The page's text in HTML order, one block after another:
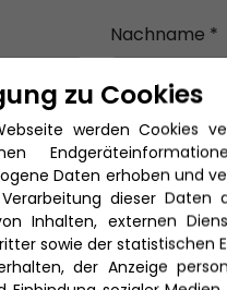
Nachname *
zu Cookies
werden Cookies
Daten erhoben und
dieser Daten
Inhalten, externen
sowie der statistischen
der Anzeige